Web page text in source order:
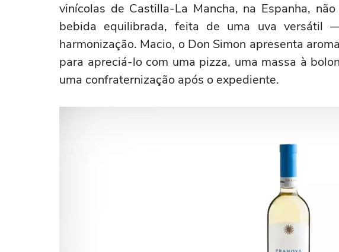
vinícolas de Castilla-La Mancha, na Espanha,
bebida equilibrada, feita de uma uva
harmonização. Macio, o Don Simon apresenta
para apreciá-lo com uma pizza, uma massa à
uma confraternização após o expediente.